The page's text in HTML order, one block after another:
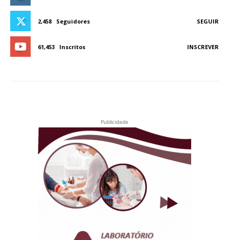
2,458 Seguidores SEGUIR
61,453 Inscritos INSCREVER
Publicidade